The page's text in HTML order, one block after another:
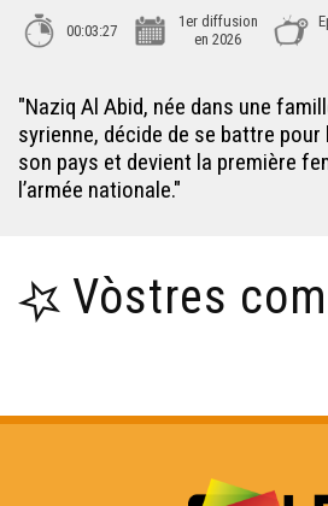
00:03:27
1er diffusion
en 2026
"Naziq Al Abid, née dans une
syrienne, décide de se battre pour
son pays et devient la première
l’armée nationale."
Vòstres